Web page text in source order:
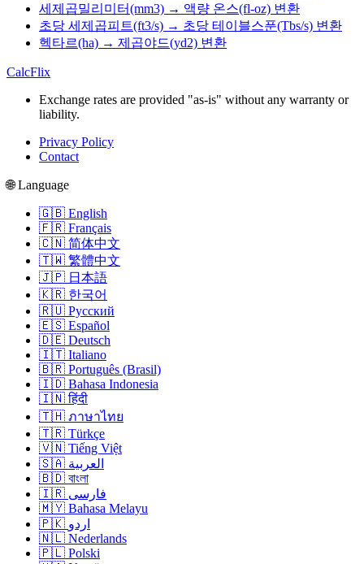
세제곱밀리미터(mm3) → 액량 온스(fl-oz) 변환
초당 세제곱피트(ft3/s) → 초당 테이블스푼(Tbs/s) 변환
헥타르(ha) → 제곱야드(yd2) 변환
CalcFlix
Exchange rates are provided "as-is" without any warranty or
liability.
Privacy Policy
Contact
🌐 Language
🇬🇧 English
🇫🇷 Français
🇨🇳 简体中文
🇹🇼 繁體中文
🇯🇵 日本語
🇰🇷 한국어
🇷🇺 Русский
🇪🇸 Español
🇩🇪 Deutsch
🇮🇹 Italiano
🇧🇷 Português (Brasil)
🇮🇩 Bahasa Indonesia
🇮🇳 हिंदी
🇹🇭 ภาษาไทย
🇹🇷 Türkçe
🇻🇳 Tiếng Việt
🇸🇦 العربية
🇧🇩 বাংলা
🇮🇷 فارسی
🇲🇾 Bahasa Melayu
🇵🇰 اردو
🇳🇱 Nederlands
🇵🇱 Polski